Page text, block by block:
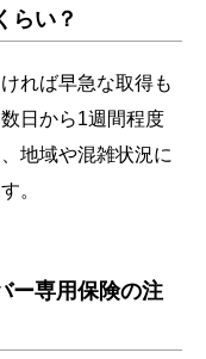
らい？
れば早急な取得も
日から1週間程度
地域や混雑状況に
。
ー専用保険の注